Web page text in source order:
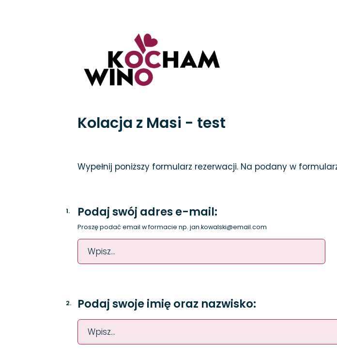
Kolacja z Masi - test
Wypełnij poniższy formularz rezerwacji. Na podany w
1. Podaj swój adres e-mail:
Proszę podać email w formacie np. jan.kowalski@email.com
2. Podaj swoje imię oraz nazwisko: